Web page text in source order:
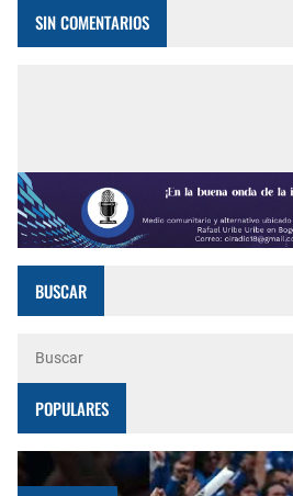
SIN COMENTARIOS
BUSCAR
POPULARES